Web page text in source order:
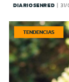
DIARIOSENRED
TENDENCIAS